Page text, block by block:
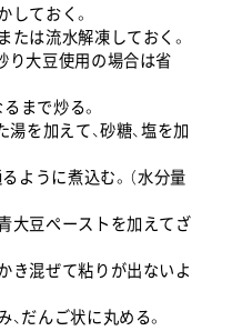
しておく。
たは流水解凍しておく。
り大豆使用の場合は省
まで炒る。
を加えて、砂糖、塩を加
ように煮込む。（水分量
大豆ペーストを加えてざ
き混ぜて粘りが出ないよ
だんご状に丸める。